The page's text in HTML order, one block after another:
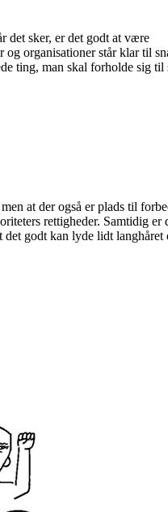
det sker, er det godt at være
og organisationer står klar til
ting, man skal forholde sig til
at der også er plads til
rettigheder. Samtidig er
godt kan lyde lidt langhåret